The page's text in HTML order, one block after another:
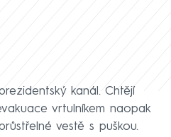
kanál. Chtějí
vrtulníkem naopak
vestě s puškou.